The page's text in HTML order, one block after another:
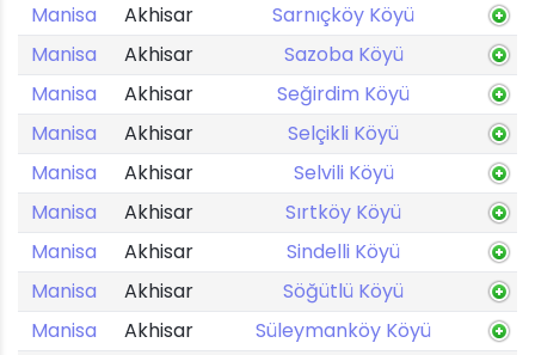
Manisa
Akhisar
Sarnıçköy Köyü
Manisa
Akhisar
Sazoba Köyü
Manisa
Akhisar
Seğirdim Köyü
Manisa
Akhisar
Selçikli Köyü
Manisa
Akhisar
Selvili Köyü
Manisa
Akhisar
Sırtköy Köyü
Manisa
Akhisar
Sindelli Köyü
Manisa
Akhisar
Söğütlü Köyü
Manisa
Akhisar
Süleymanköy Köyü